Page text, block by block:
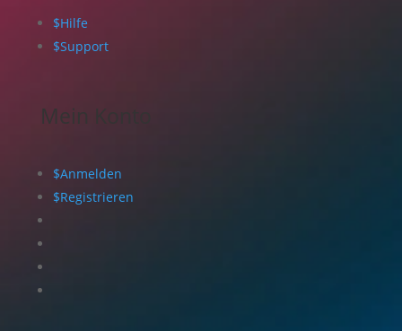
$Hilfe
$Support
Mein Konto
$Anmelden
$Registrieren